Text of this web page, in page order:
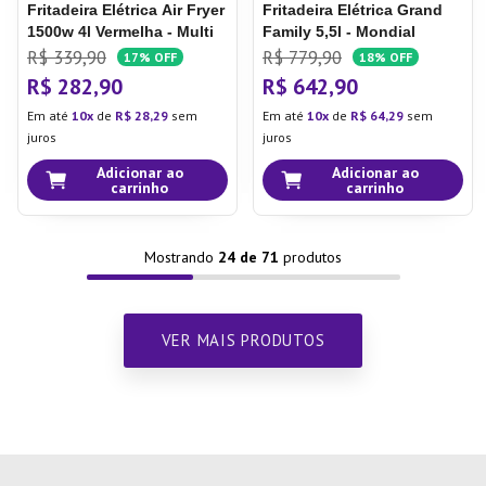
Fritadeira Elétrica Air Fryer
1500w 4l Vermelha - Multi
R$ 339,90 17% OFF
R$ 282,90
Em até 10 de R$ 28,29 sem
juros
Adicionar ao
carrinho
Fritadeira Elétrica Grand
Family 5,5l - Mondial
R$ 779,90 18% OFF
R$ 642,90
Em até 10 de R$ 64,29 sem
juros
Adicionar ao
carrinho
Mostrando 24 de 71